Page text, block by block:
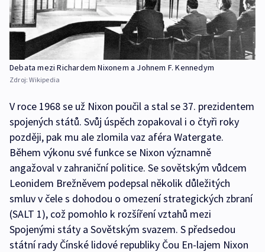
Debata mezi Richardem Nixonem a Johnem F. Kennedym
Zdroj:Wikipedia
V roce 1968 se už Nixon poučil a stal se 37. prezidentem
spojených států. Svůj úspěch zopakoval i o čtyři roky
později, pak mu ale zlomila vaz aféra Watergate.
Během výkonu své funkce se Nixon významně
angažoval v zahraniční politice. Se sovětským vůdcem
Leonidem Brežněvem podepsal několik důležitých
smluv v čele s dohodou o omezení strategických zbraní
(SALT 1), což pomohlo k rozšíření vztahů mezi
Spojenými státy a Sovětským svazem. S předsedou
státní rady Čínské lidové republiky Čou En-lajem Nixon